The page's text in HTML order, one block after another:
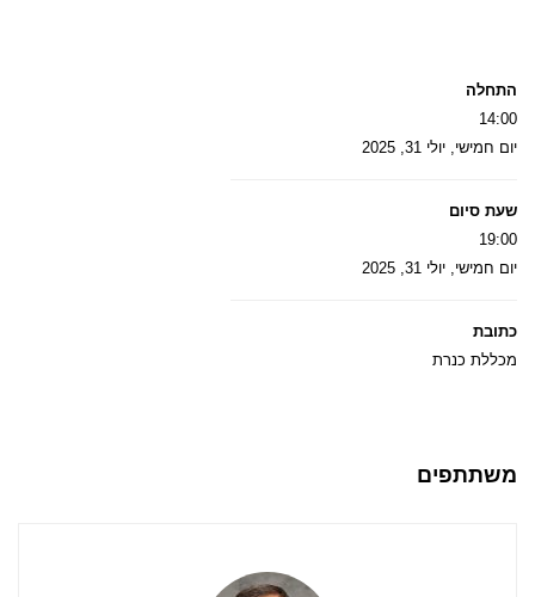
התחלה
14:00
יום חמישי, יולי 31, 2025
שעת סיום
19:00
יום חמישי, יולי 31, 2025
כתובת
מכללת כנרת
משתתפים